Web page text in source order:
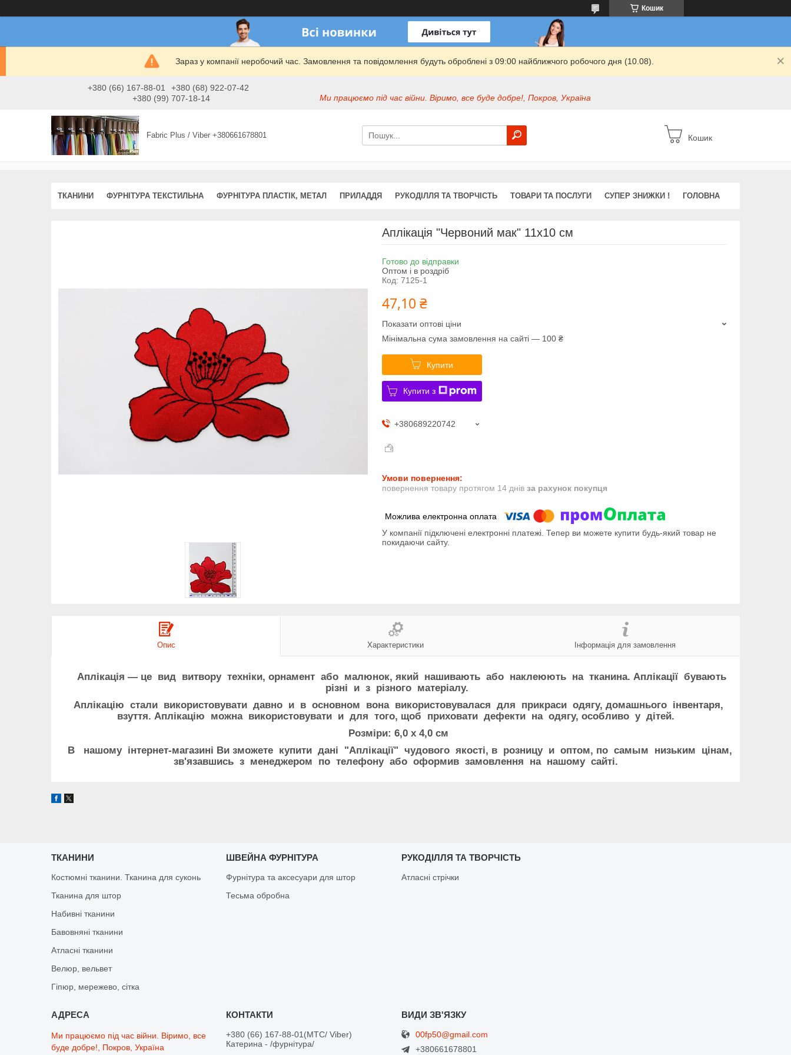
Кошик
Зараз у компанії неробочий час. Замовлення та повідомлення будуть оброблені з 09:00 найближчого робочого дня (10.08).
+380 (66) 167-88-01
+380 (68) 922-07-42
+380 (99) 707-18-14
Ми працюємо під час війни. Віримо, все буде добре!, Покров, Україна
Fabric Plus / Viber +380661678801 Кошик
ТКАНИНИ ФУРНІТУРА ТЕКСТИЛЬНА ФУРНІТУРА ПЛАСТІК, МЕТАЛ ПРИЛАДДЯ РУКОДІЛЛЯ ТА ТВОРЧІСТЬ ТОВАРИ ТА ПОСЛУГИ СУПЕР ЗНИЖКИ ! ГОЛОВНА
Аплікація "Червоний мак" 11х10 см
Готово до відправки
Оптом і в роздріб
Код: 7125-1
47,10 ₴
Показати оптові ціни
Мінімальна сума замовлення на сайті — 100 ₴
Купити
Купити з
+380689220742
повернення товару протягом 14 днів за рахунок покупця
У компанії підключені електронні платежі. Тепер ви можете купити будь-який товар не
покидаючи сайту.
Опис Характеристики Інформація для замовлення
Аплікація — це вид витвору техніки, орнамент або малюнок, який нашивають або наклеюють на тканина. Аплікації бувають
різні и з різного матеріалу.
Аплікацію стали використовувати давно и в основном вона використовувалася для прикраси одягу, домашнього інвентаря,
взуття. Аплікацію можна використовувати и для того, щоб приховати дефекти на одягу, особливо у дітей.
Розміри: 6,0 х 4,0 см
В нашому інтернет-магазині Ви зможете купити дані "Аплікації" чудового якості, в розницу и оптом, по самым низьким цінам,
зв'язавшись з менеджером по телефону або оформив замовлення на нашому сайті.
ТКАНИНИ
Костюмні тканини. Тканина для суконь
Тканина для штор
Набивні тканини
Бавовняні тканини
Атласні тканини
Велюр, вельвет
Гіпюр, мережево, сітка
ШВЕЙНА ФУРНІТУРА
Фурнітура та аксесуари для штор
Тесьма обробна
РУКОДІЛЛЯ ТА ТВОРЧІСТЬ
Атласні стрічки
Ми працюємо під час війни. Віримо, все
буде добре!, Покров, Україна
+380 (66) 167-88-01 МТС/ Viber
Катерина - /фурнітура/
00fp50@gmail.com
+380661678801